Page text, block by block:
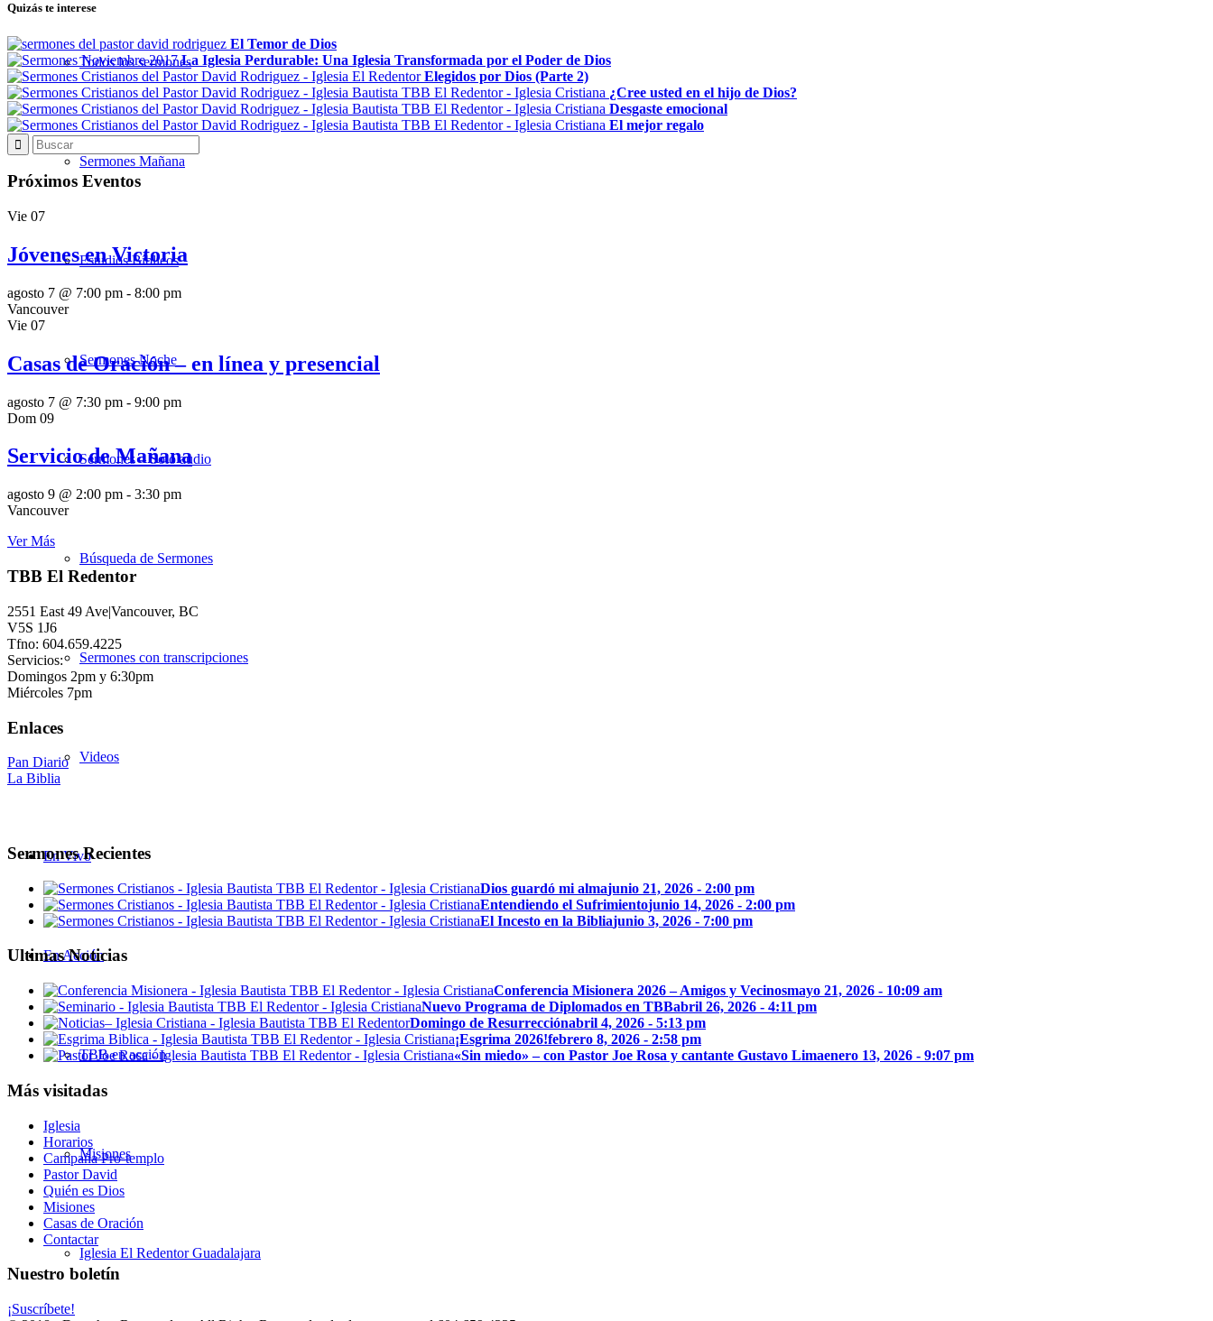
Todos los sermones
Sermones Mañana
Estudios Bíblicos
Sermones Noche
Sermones – Solo audio
Búsqueda de Sermones
Sermones con transcripciones
Videos
En Vivo
En Acción
TBB en acción
Misiones
Iglesia El Redentor Guadalajara
Quizás te interese
El Temor de Dios
La Iglesia Perdurable: Una Iglesia Transformada por el Poder de Dios
Elegidos por Dios (Parte 2)
¿Cree usted en el hijo de Dios?
Desgaste emocional
El mejor regalo
Próximos Eventos
Vie 07
Jóvenes en Victoria
agosto 7 @ 7:00 pm - 8:00 pm
Vancouver
Vie 07
Casas de Oración – en línea y presencial
agosto 7 @ 7:30 pm - 9:00 pm
Dom 09
Servicio de Mañana
agosto 9 @ 2:00 pm - 3:30 pm
Vancouver
Ver Más
TBB El Redentor
2551 East 49 Ave|Vancouver, BC
V5S 1J6
Tfno: 604.659.4225
Servicios:
Domingos 2pm y 6:30pm
Miércoles 7pm
Enlaces
Pan Diario
La Biblia
Sermones Recientes
Dios guardó mi almajunio 21, 2026 - 2:00 pm
Entendiendo el Sufrimientojunio 14, 2026 - 2:00 pm
El Incesto en la Bibliajunio 3, 2026 - 7:00 pm
Ultimas Noticias
Conferencia Misionera 2026 – Amigos y Vecinosmayo 21, 2026 - 10:09 am
Nuevo Programa de Diplomados en TBBabril 26, 2026 - 4:11 pm
Domingo de Resurrecciónabril 4, 2026 - 5:13 pm
¡Esgrima 2026!febrero 8, 2026 - 2:58 pm
«Sin miedo» – con Pastor Joe Rosa y cantante Gustavo Limaenero 13, 2026 - 9:07 pm
Más visitadas
Iglesia
Horarios
Campaña Pro-templo
Pastor David
Quién es Dios
Misiones
Casas de Oración
Contactar
Nuestro boletín
¡Suscríbete!